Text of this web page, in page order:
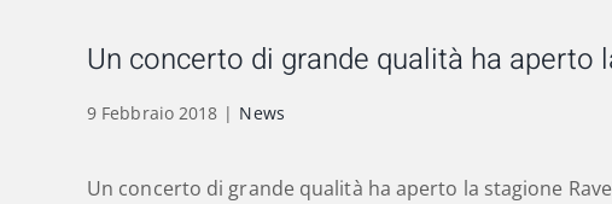
Un concerto di grande qualità ha aperto
9 Febbraio 2018 | News
Un concerto di grande qualità ha aperto la stagione